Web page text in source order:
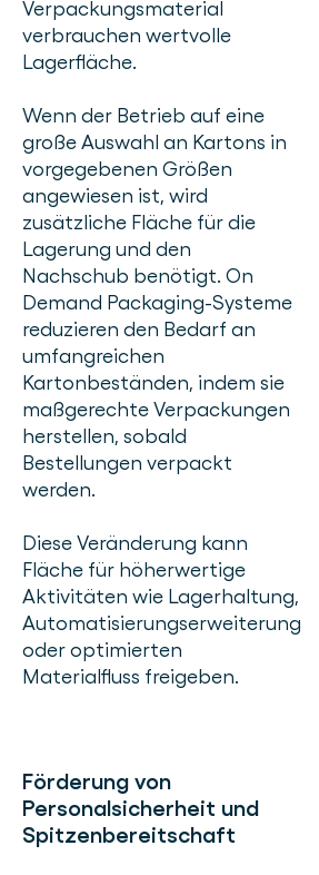
Verpackungsmaterial
verbrauchen wertvolle
Lagerfläche.
Wenn der Betrieb auf eine
große Auswahl an Kartons in
vorgegebenen Größen
angewiesen ist, wird
zusätzliche Fläche für die
Lagerung und den
Nachschub benötigt. On
Demand Packaging-Systeme
reduzieren den Bedarf an
umfangreichen
Kartonbeständen, indem sie
maßgerechte Verpackungen
herstellen, sobald
Bestellungen verpackt
werden.
Diese Veränderung kann
Fläche für höherwertige
Aktivitäten wie Lagerhaltung,
Automatisierungserweiterung
oder optimierten
Materialfluss freigeben.
Förderung von
Personalsicherheit und
Spitzenbereitschaft